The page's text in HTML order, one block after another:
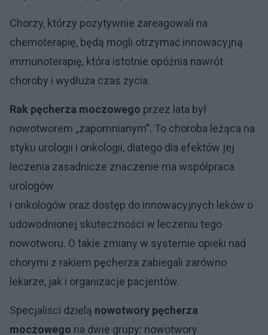
Chorzy, którzy pozytywnie zareagowali na
chemoterapię, będą mogli otrzymać innowacyjną
immunoterapię, która istotnie opóźnia nawrót
choroby i wydłuża czas życia.
Rak pęcherza moczowego przez lata był
nowotworem „zapomnianym”. To choroba leżąca na
styku urologii i onkologii, dlatego dla efektów jej
leczenia zasadnicze znaczenie ma współpraca
urologów
i onkologów oraz dostęp do innowacyjnych leków o
udowodnionej skuteczności w leczeniu tego
nowotworu. O takie zmiany w systemie opieki nad
chorymi z rakiem pęcherza zabiegali zarówno
lekarze, jak i organizacje pacjentów.
Specjaliści dzielą nowotwory pęcherza
moczowego na dwie grupy: nowotwory